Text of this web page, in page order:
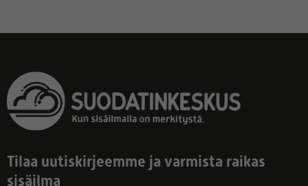
Tilaa uutiskirjeemme ja varmista raikas
sisäilma